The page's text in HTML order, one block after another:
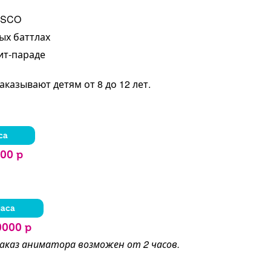
баттлах
параде
детям от 8 до 12 лет.
р
р
аниматора возможен от 2 часов.